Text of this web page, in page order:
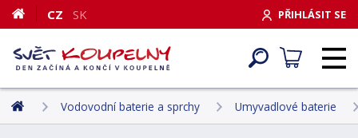
PŘIHLÁSIT SE
CZ SK
Vodovodní baterie a sprchy Umyvadlové baterie